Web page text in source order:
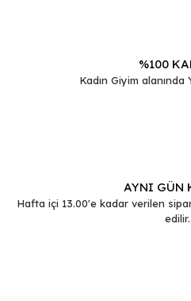
%100
Kadın Giyim
AYNI GÜN
Hafta içi 13.00'e kadar verilen
edilir.